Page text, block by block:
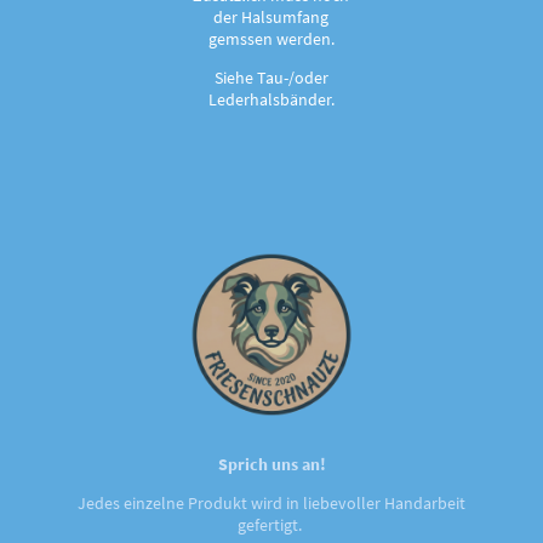
der Halsumfang
gemssen werden.
Siehe Tau-/oder
Lederhalsbänder.
Sprich uns an!
Jedes einzelne Produkt wird in liebevoller Handarbeit
gefertigt.